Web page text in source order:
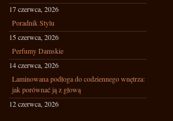
17 czerwca, 2026
Poradnik Stylu
15 czerwca, 2026
Perfumy Damskie
14 czerwca, 2026
Laminowana podłoga do codziennego wnętrza:
jak porównać ją z głową
12 czerwca, 2026